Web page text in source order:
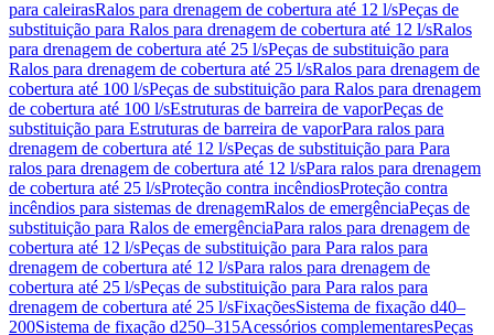
para caleirasRalos para drenagem de cobertura até 12 l/sPeças de
substituição para Ralos para drenagem de cobertura até 12 l/sRalos
para drenagem de cobertura até 25 l/sPeças de substituição para
Ralos para drenagem de cobertura até 25 l/sRalos para drenagem de
cobertura até 100 l/sPeças de substituição para Ralos para drenagem
de cobertura até 100 l/sEstruturas de barreira de vaporPeças de
substituição para Estruturas de barreira de vaporPara ralos para
drenagem de cobertura até 12 l/sPeças de substituição para Para
ralos para drenagem de cobertura até 12 l/sPara ralos para drenagem
de cobertura até 25 l/sProteção contra incêndiosProteção contra
incêndios para sistemas de drenagemRalos de emergênciaPeças de
substituição para Ralos de emergênciaPara ralos para drenagem de
cobertura até 12 l/sPeças de substituição para Para ralos para
drenagem de cobertura até 12 l/sPara ralos para drenagem de
cobertura até 25 l/sPeças de substituição para Para ralos para
drenagem de cobertura até 25 l/sFixaçõesSistema de fixação d40–
200Sistema de fixação d250–315Acessórios complementaresPeças